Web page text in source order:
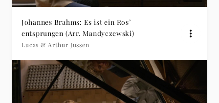
Johannes Brahms: Es ist ein Ros’
entsprungen (Arr. Mandyczewski)
Lucas & Arthur Jussen